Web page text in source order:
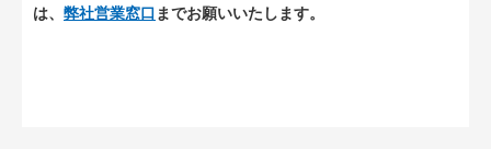
は、 弊社営業窓口 までお願いいたします。